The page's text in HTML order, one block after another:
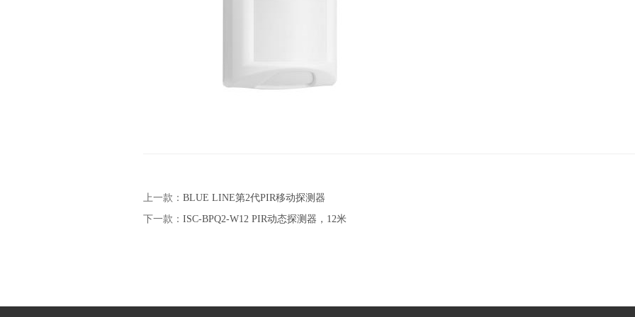
上一款： BLUE LINE第2代PIR移动探测器
下一款： ISC-BPQ2-W12 PIR动态探测器，12米